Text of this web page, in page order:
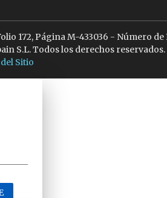
172, Página M-433036 - Número
S.L. Todos los derechos reservados.
Sitio